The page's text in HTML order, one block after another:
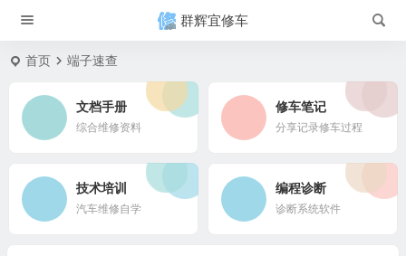
群辉宜修车
首页 端子速查
文档手册
综合维修资料
修车笔记
分享记录修车过程
技术培训
汽车维修自学
编程诊断
诊断系统软件